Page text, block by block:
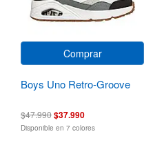
Comprar
Boys Uno Retro-Groove
$47.990$37.990
Disponible en 7 colores